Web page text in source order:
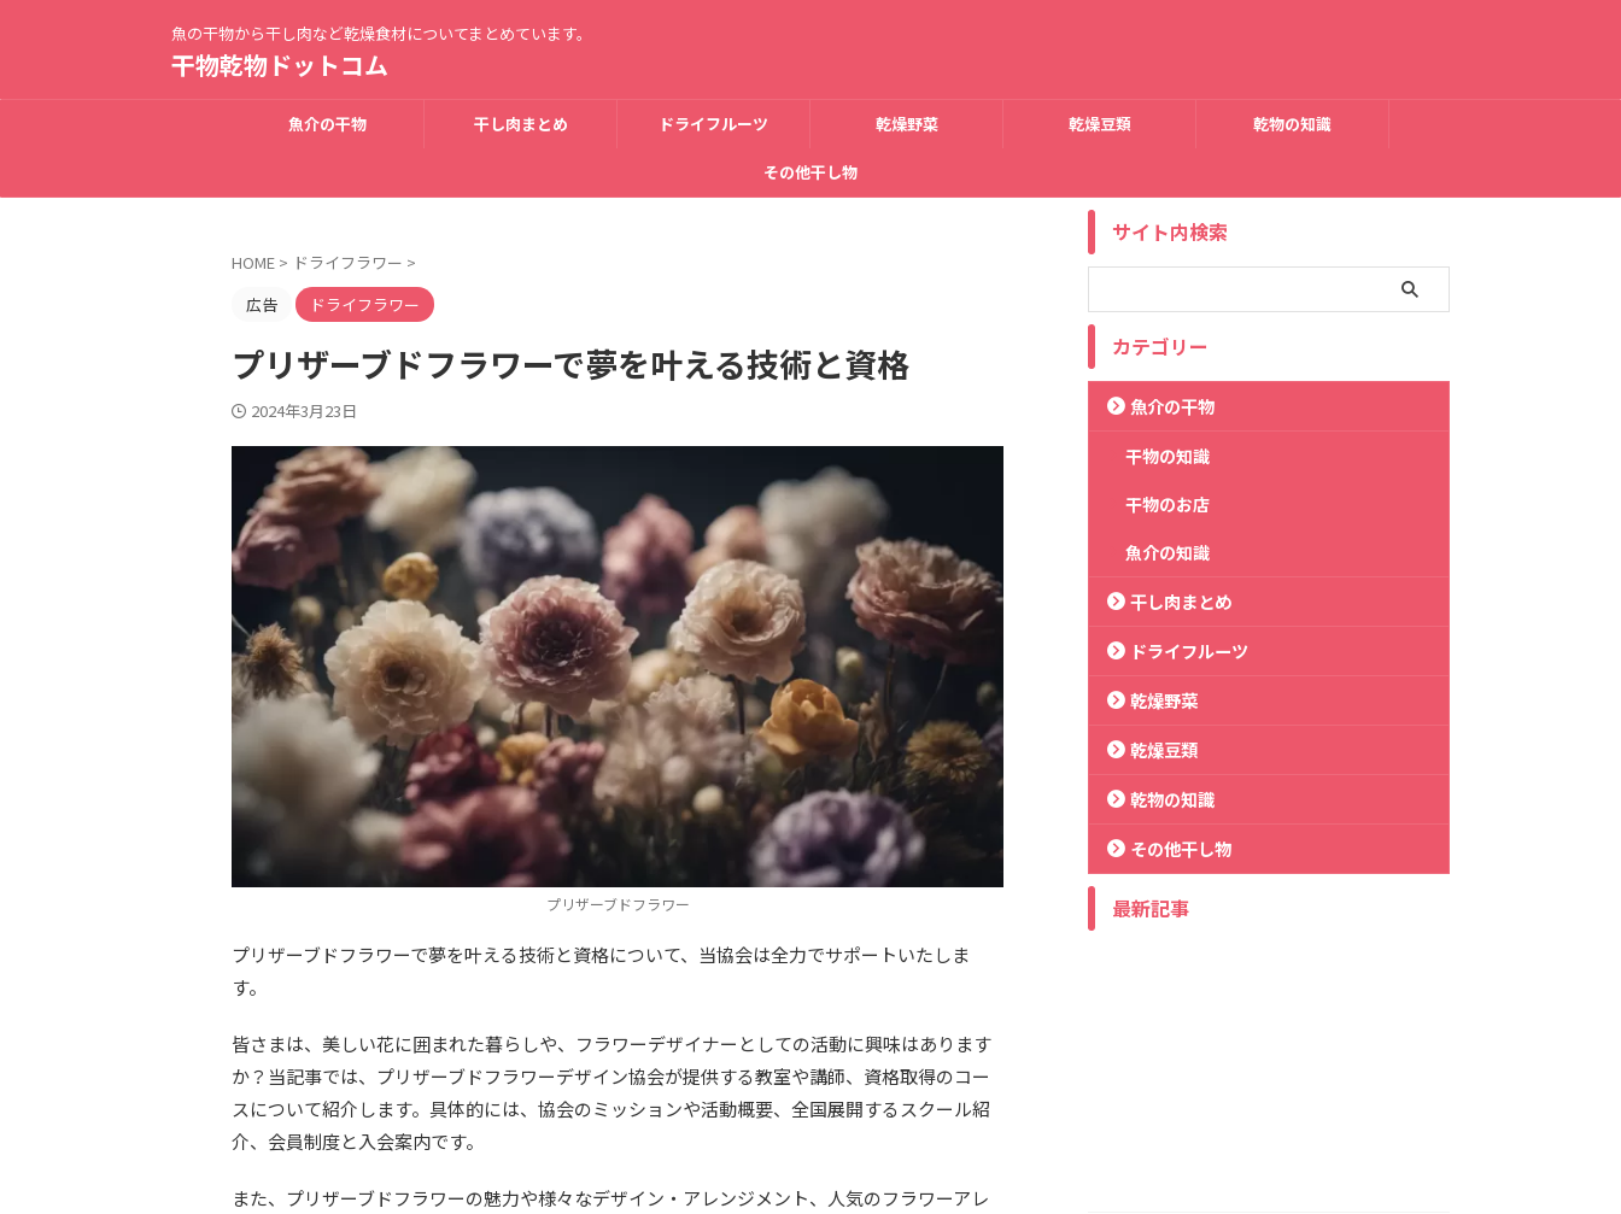
魚の干物から干し肉など乾燥食材についてまとめています。
干物乾物ドットコム
魚介の干物 干し肉まとめ ドライフルーツ 乾燥野菜 乾燥豆類 乾物の知識
その他干し物
HOME > ドライフラワー >
広告
ドライフラワー
プリザーブドフラワーで夢を叶える技術と資格
2024年3月23日
プリザーブドフラワー
プリザーブドフラワーで夢を叶える技術と資格について、当協会は全力でサポートいたしま
す。
皆さまは、美しい花に囲まれた暮らしや、フラワーデザイナーとしての活動に興味はあります
か？当記事では、プリザーブドフラワーデザイン協会が提供する教室や講師、資格取得のコー
スについて紹介します。具体的には、協会のミッションや活動概要、全国展開するスクール紹
介、会員制度と入会案内です。
また、プリザーブドフラワーの魅力や様々なデザイン・アレンジメント、人気のフラワーアレ
サイト内検索
カテゴリー
魚介の干物
干物の知識
干物のお店
魚介の知識
干し肉まとめ
ドライフルーツ
乾燥野菜
乾燥豆類
乾物の知識
その他干し物
最新記事